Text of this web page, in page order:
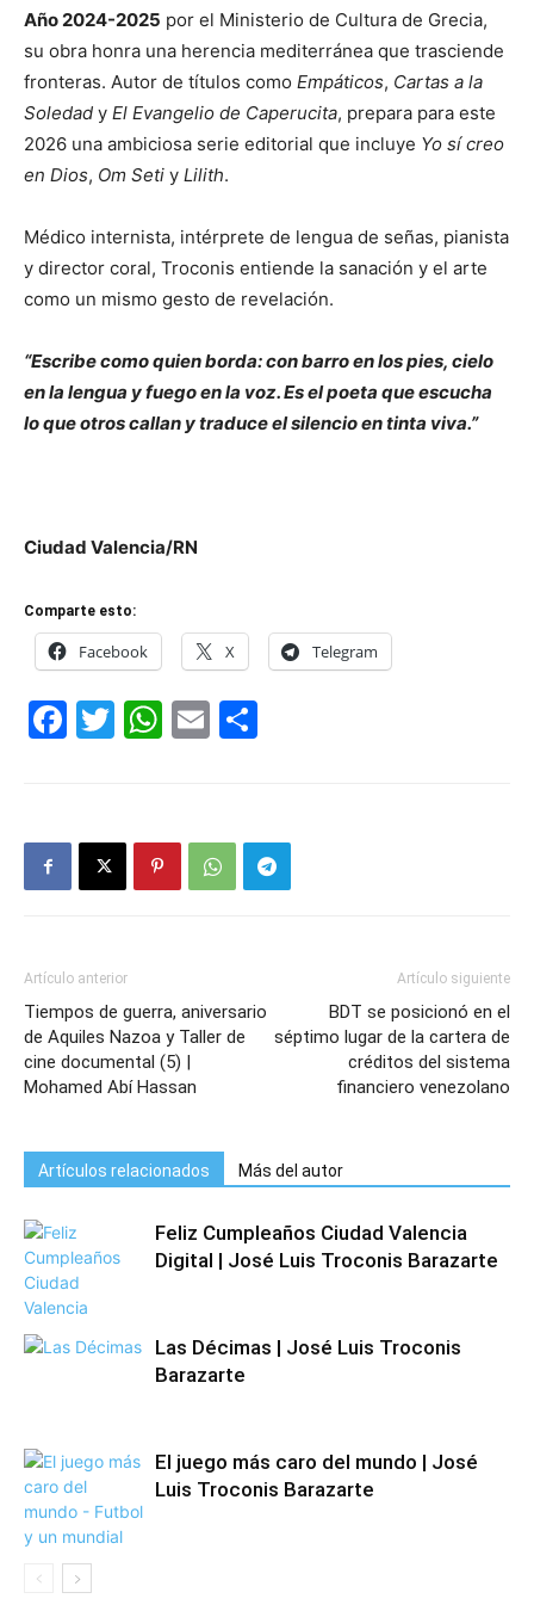
Año 2024-2025 por el Ministerio de Cultura de Grecia,
su obra honra una herencia mediterránea que trasciende
fronteras. Autor de títulos como Empáticos, Cartas a la
Soledad y El Evangelio de Caperucita, prepara para este
2026 una ambiciosa serie editorial que incluye Yo sí creo
en Dios, Om Seti y Lilith.
Médico internista, intérprete de lengua de señas, pianista
y director coral, Troconis entiende la sanación y el arte
como un mismo gesto de revelación.
“Escribe como quien borda: con barro en los pies, cielo
en la lengua y fuego en la voz. Es el poeta que escucha
lo que otros callan y traduce el silencio en tinta viva.”
Ciudad Valencia/RN
Comparte esto:
Facebook X Telegram
Facebook
Twitter
WhatsApp
Email
Artículo anterior
Tiempos de guerra, aniversario
de Aquiles Nazoa y Taller de
cine documental (5) |
Mohamed Abí Hassan
Artículo siguiente
BDT se posicionó en el
séptimo lugar de la cartera de
créditos del sistema
financiero venezolano
Artículos relacionados Más del autor
Feliz Cumpleaños Ciudad Valencia
Digital | José Luis Troconis Barazarte
Las Décimas | José Luis Troconis
Barazarte
El juego más caro del mundo | José
Luis Troconis Barazarte